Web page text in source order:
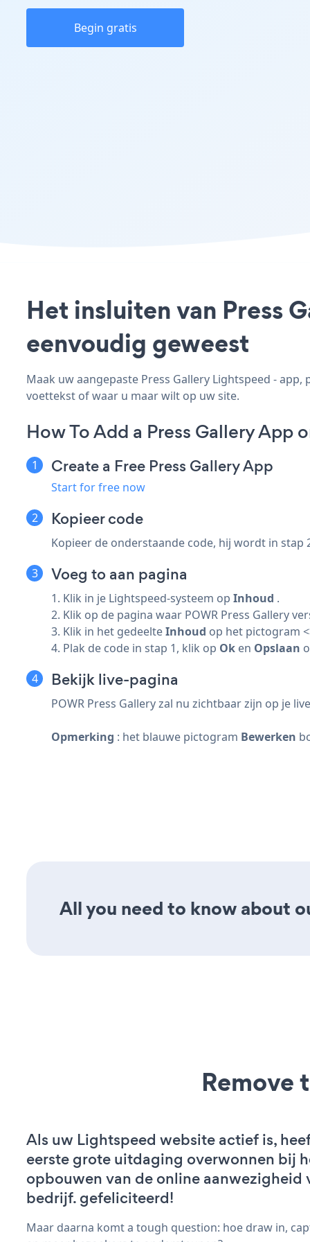
Begin gratis
Het insluiten van Press
eenvoudig geweest
Maak uw aangepaste Press Gallery Lightspeed -
voettekst of waar u maar wilt op uw site.
How To Add a Press Gallery App
Create a Free Press Gallery App
Start for free now
Kopieer code
Kopieer de onderstaande code, hij wordt in stap
Voeg to aan pagina
1. Klik in je Lightspeed-systeem op Inhoud .
2. Klik op de pagina waar POWR Press Gallery
3. Klik in het gedeelteInhoud op het pictogram
4. Plak de code in stap 1, klik op Ok en Opslaan
Bekijk live-pagina
POWR Press Gallery zal nu zichtbaar zijn op je
Opmerking : het blauwe pictogram Bewerken
All you need to know about
Remove
Als uw Lightspeed website actief is,
eerste grote uitdaging overwonnen bij
opbouwen van de online aanwezigheid
bedrijf. gefeliciteerd!
Maar daarna komt a tough question: hoe draw in,